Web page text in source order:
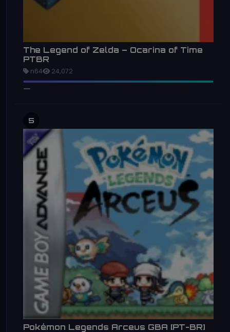
The Legend of Zelda – Ocarina of Time
PTBR
n64 24,072
5
Pokémon Legends Arceus GBA [PT-BR]